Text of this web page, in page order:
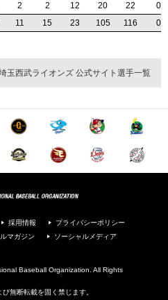
2 2 12 20 22
0
11 15 23 105 116 0
2 2 12 20 22
0
11 15 23 105 116 0
2 2 12 20 22
0
11 15 23 105 116 0
2 2 12 20 22
0
11 15 23 105 116 0
玉西武ライオンズ 公式サイト選手一覧
採用情報
プライバシーポリシー
マガジン
ソーシャルメディア
Baseball Organization. All Rights
無断転載を固く禁じます。